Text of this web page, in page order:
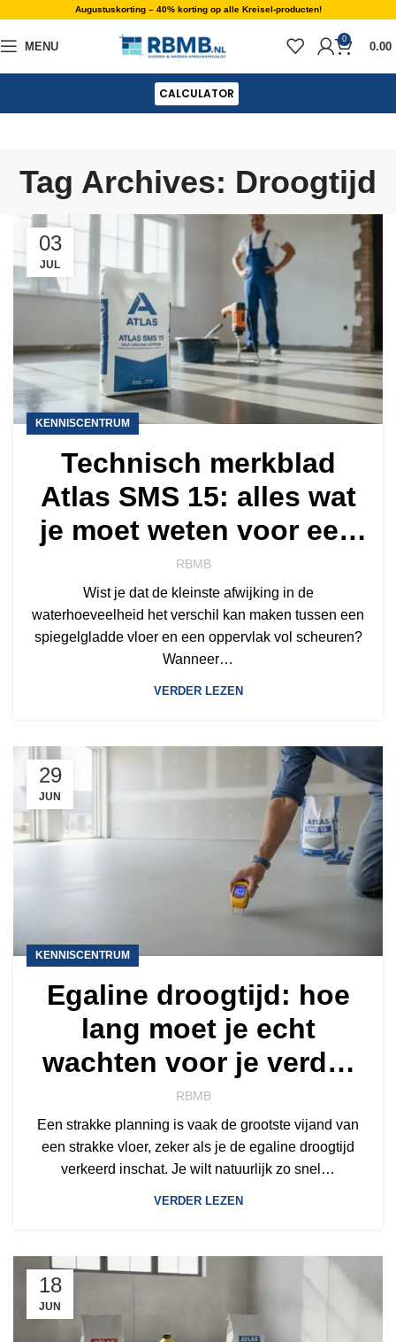
Augustuskorting – 40% korting op alle Kreisel-producten!
MENU
0
0.00
CALCULATOR
Tag Archives: Droogtijd
03
JUL
KENNISCENTRUM
Technisch merkblad
Atlas SMS 15: alles wat
je moet weten voor een
strakke vloer in 2026
RBMB
Wist je dat de kleinste afwijking in de
waterhoeveelheid het verschil kan maken tussen een
spiegelgladde vloer en een oppervlak vol scheuren?
Wanneer…
VERDER LEZEN
29
JUN
KENNISCENTRUM
Egaline droogtijd: hoe
lang moet je echt
wachten voor je verder
kunt?
RBMB
Een strakke planning is vaak de grootste vijand van
een strakke vloer, zeker als je de egaline droogtijd
verkeerd inschat. Je wilt natuurlijk zo snel…
VERDER LEZEN
18
JUN